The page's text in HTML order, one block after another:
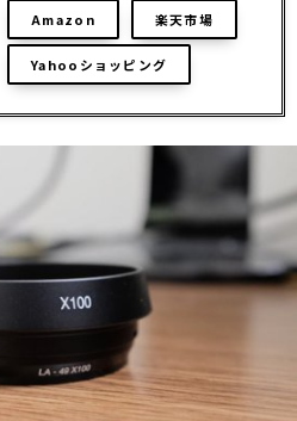
Amazon 楽天市場
Yahooショッピング